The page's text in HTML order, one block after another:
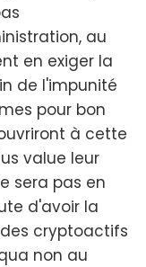
au
en exiger la
de l'impunité
pour bon
à cette
value leur
sera pas en
d'avoir la
cryptoactifs
non au